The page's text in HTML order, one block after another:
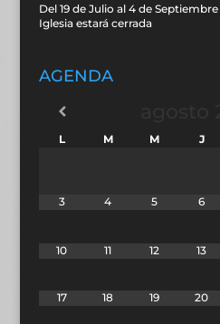
Del 19 de Julio al 4 de
Iglesia estará cerrada
AGENDA
L M M J
3 4 5 6
10 11 12 13
17 18 19 20